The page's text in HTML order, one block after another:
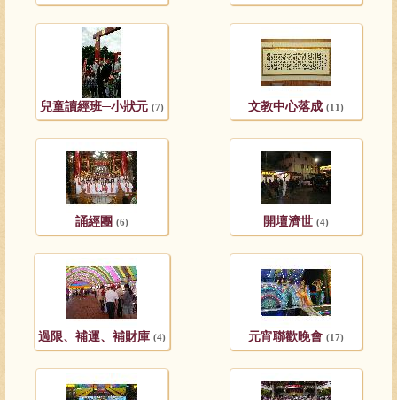
兒童讀經班─小狀元 (7) 文教中心落成 (11)
誦經團 (6) 開壇濟世 (4)
過限、補運、補財庫 (4) 元宵聯歡晚會 (17)